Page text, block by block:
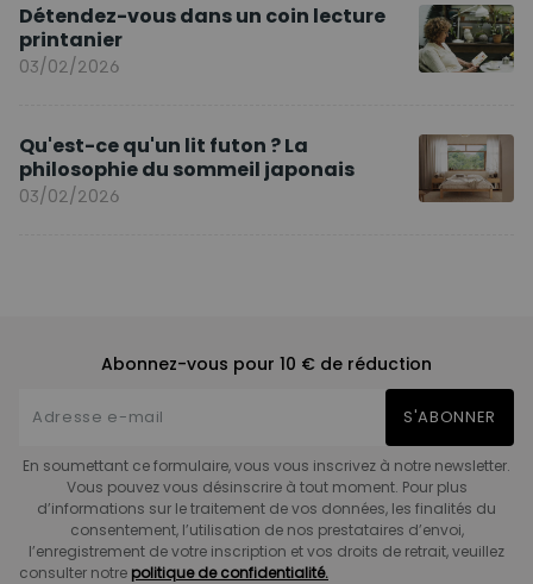
Détendez-vous dans un coin lecture
printanier
03/02/2026
Qu'est-ce qu'un lit futon ? La
philosophie du sommeil japonais
03/02/2026
Abonnez-vous pour 10 € de réduction
S'ABONNER
En soumettant ce formulaire, vous vous inscrivez à notre newsletter.
Vous pouvez vous désinscrire à tout moment. Pour plus
d’informations sur le traitement de vos données, les finalités du
consentement, l’utilisation de nos prestataires d’envoi,
l’enregistrement de votre inscription et vos droits de retrait, veuillez
consulter notre politique de confidentialité.